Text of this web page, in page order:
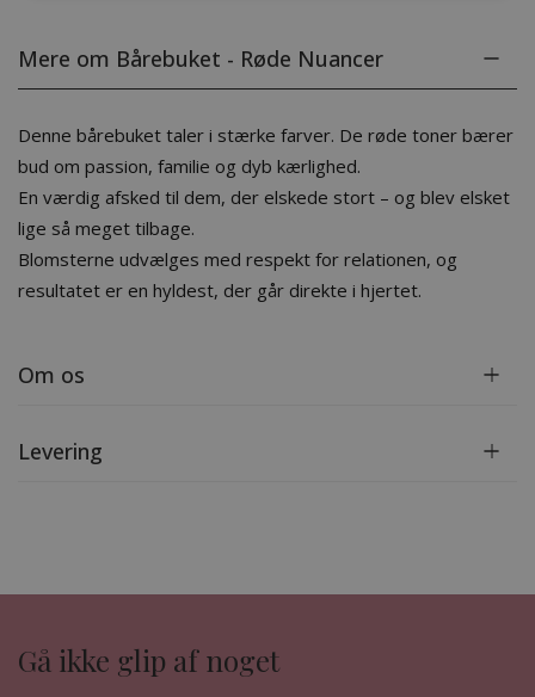
Mere om Bårebuket - Røde Nuancer
Denne bårebuket taler i stærke farver. De røde toner bærer
bud om passion, familie og dyb kærlighed.
En værdig afsked til dem, der elskede stort – og blev elsket
lige så meget tilbage.
Blomsterne udvælges med respekt for relationen, og
resultatet er en hyldest, der går direkte i hjertet.
Om os
Levering
Gå ikke glip af noget